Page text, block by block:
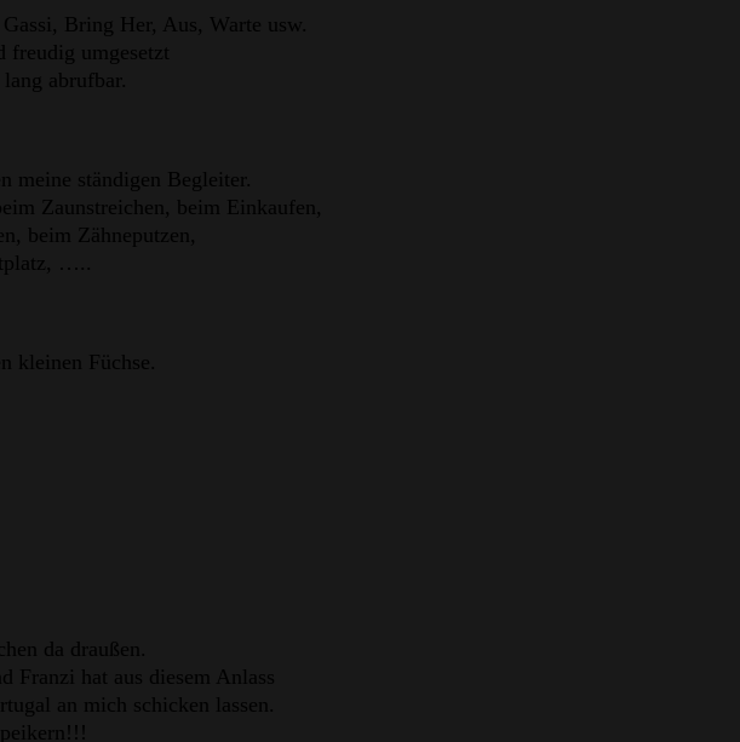
Bring Her, Aus, Warte usw.
freudig umgesetzt
abrufbar.
meine ständigen Begleiter.
Zaunstreichen, beim Einkaufen,
beim Zähneputzen,
…..
kleinen Füchse.
da draußen.
Franzi hat aus diesem Anlass
an mich schicken lassen.